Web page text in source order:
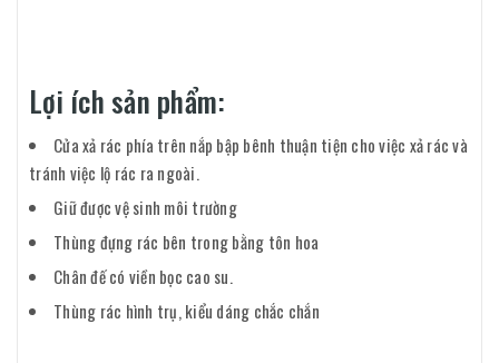
Lợi ích sản phẩm:
Cửa xả rác phía trên nắp bập bênh thuận tiện cho việc xả rác và
tránh việc lộ rác ra ngoài.
Giữ được vệ sinh môi trường
Thùng đựng rác bên trong bằng tôn hoa
Chân đế có viền bọc cao su.
Thùng rác hình trụ, kiểu dáng chắc chắn